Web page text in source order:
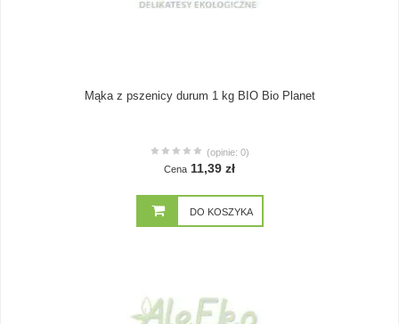
Mąka z pszenicy durum 1 kg BIO Bio Planet
(opinie: 0)
Cena 11,39 zł
DO KOSZYKA